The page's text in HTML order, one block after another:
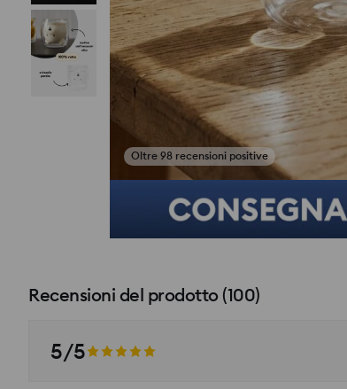
si_productpage_user_photos_button_title
Recensioni del prodotto(100)
5/5